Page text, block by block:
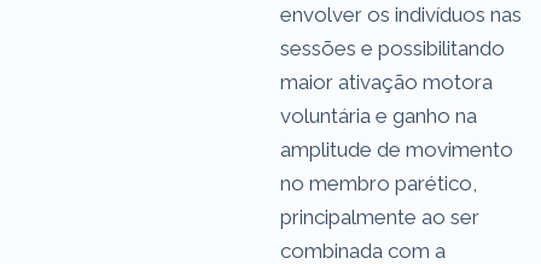
envolver os indivíduos nas
sessões e possibilitando
maior ativação motora
voluntária e ganho na
amplitude de movimento
no membro parético,
principalmente ao ser
combinada com a